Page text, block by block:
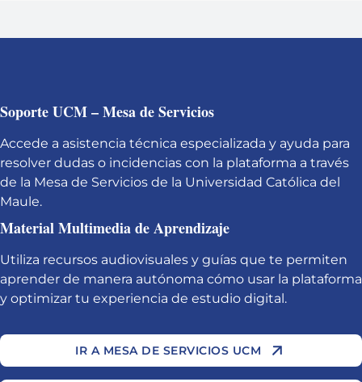
Soporte UCM – Mesa de Servicios
Accede a asistencia técnica especializada y ayuda para
resolver dudas o incidencias con la plataforma a través
de la Mesa de Servicios de la Universidad Católica del
Maule.
Material Multimedia de Aprendizaje
Utiliza recursos audiovisuales y guías que te permiten
aprender de manera autónoma cómo usar la plataforma
y optimizar tu experiencia de estudio digital.
IR A MESA DE SERVICIOS UCM